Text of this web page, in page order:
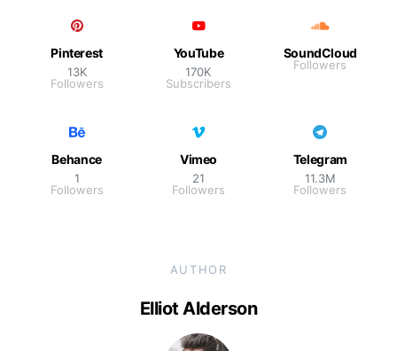
Pinterest
13K
Followers
YouTube
170K
Subscribers
SoundCloud
Followers
Behance
1
Followers
Vimeo
21
Followers
Telegram
11.3M
Followers
AUTHOR
Elliot Alderson